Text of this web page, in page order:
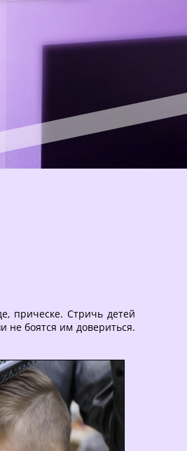
прическе. Стричь детей
не боятся им довериться.